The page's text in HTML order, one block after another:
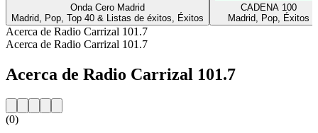
Onda Cero Madrid
Madrid, Pop, Top 40 & Listas de éxitos, Éxitos
CADENA 100
Madrid, Pop, Éxitos
Acerca de Radio Carrizal 101.7
Acerca de Radio Carrizal 101.7
Acerca de Radio Carrizal 101.7
(0)